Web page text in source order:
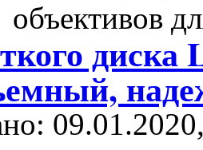
объективов